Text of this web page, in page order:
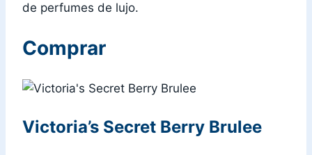
de perfumes de lujo.
Comprar
Victoria’s Secret Berry Brulee